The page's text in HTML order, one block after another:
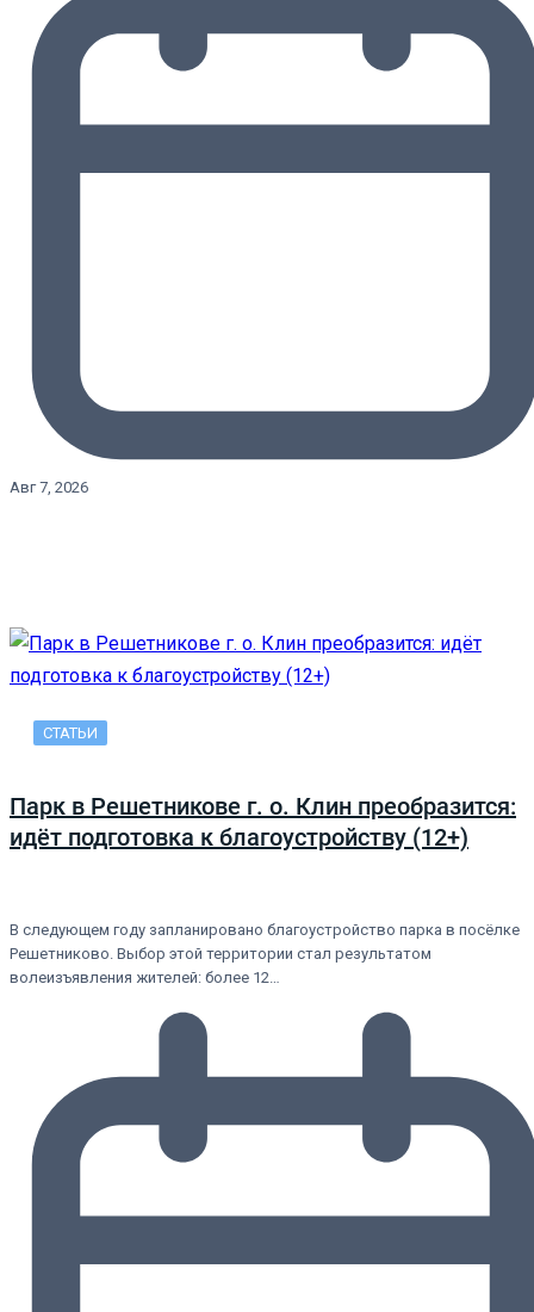
Авг 7, 2026
СТАТЬИ
Парк в Решетникове г. о. Клин преобразится:
идёт подготовка к благоустройству (12+)
В следующем году запланировано благоустройство парка в посёлке
Решетниково. Выбор этой территории стал результатом
волеизъявления жителей: более 12…